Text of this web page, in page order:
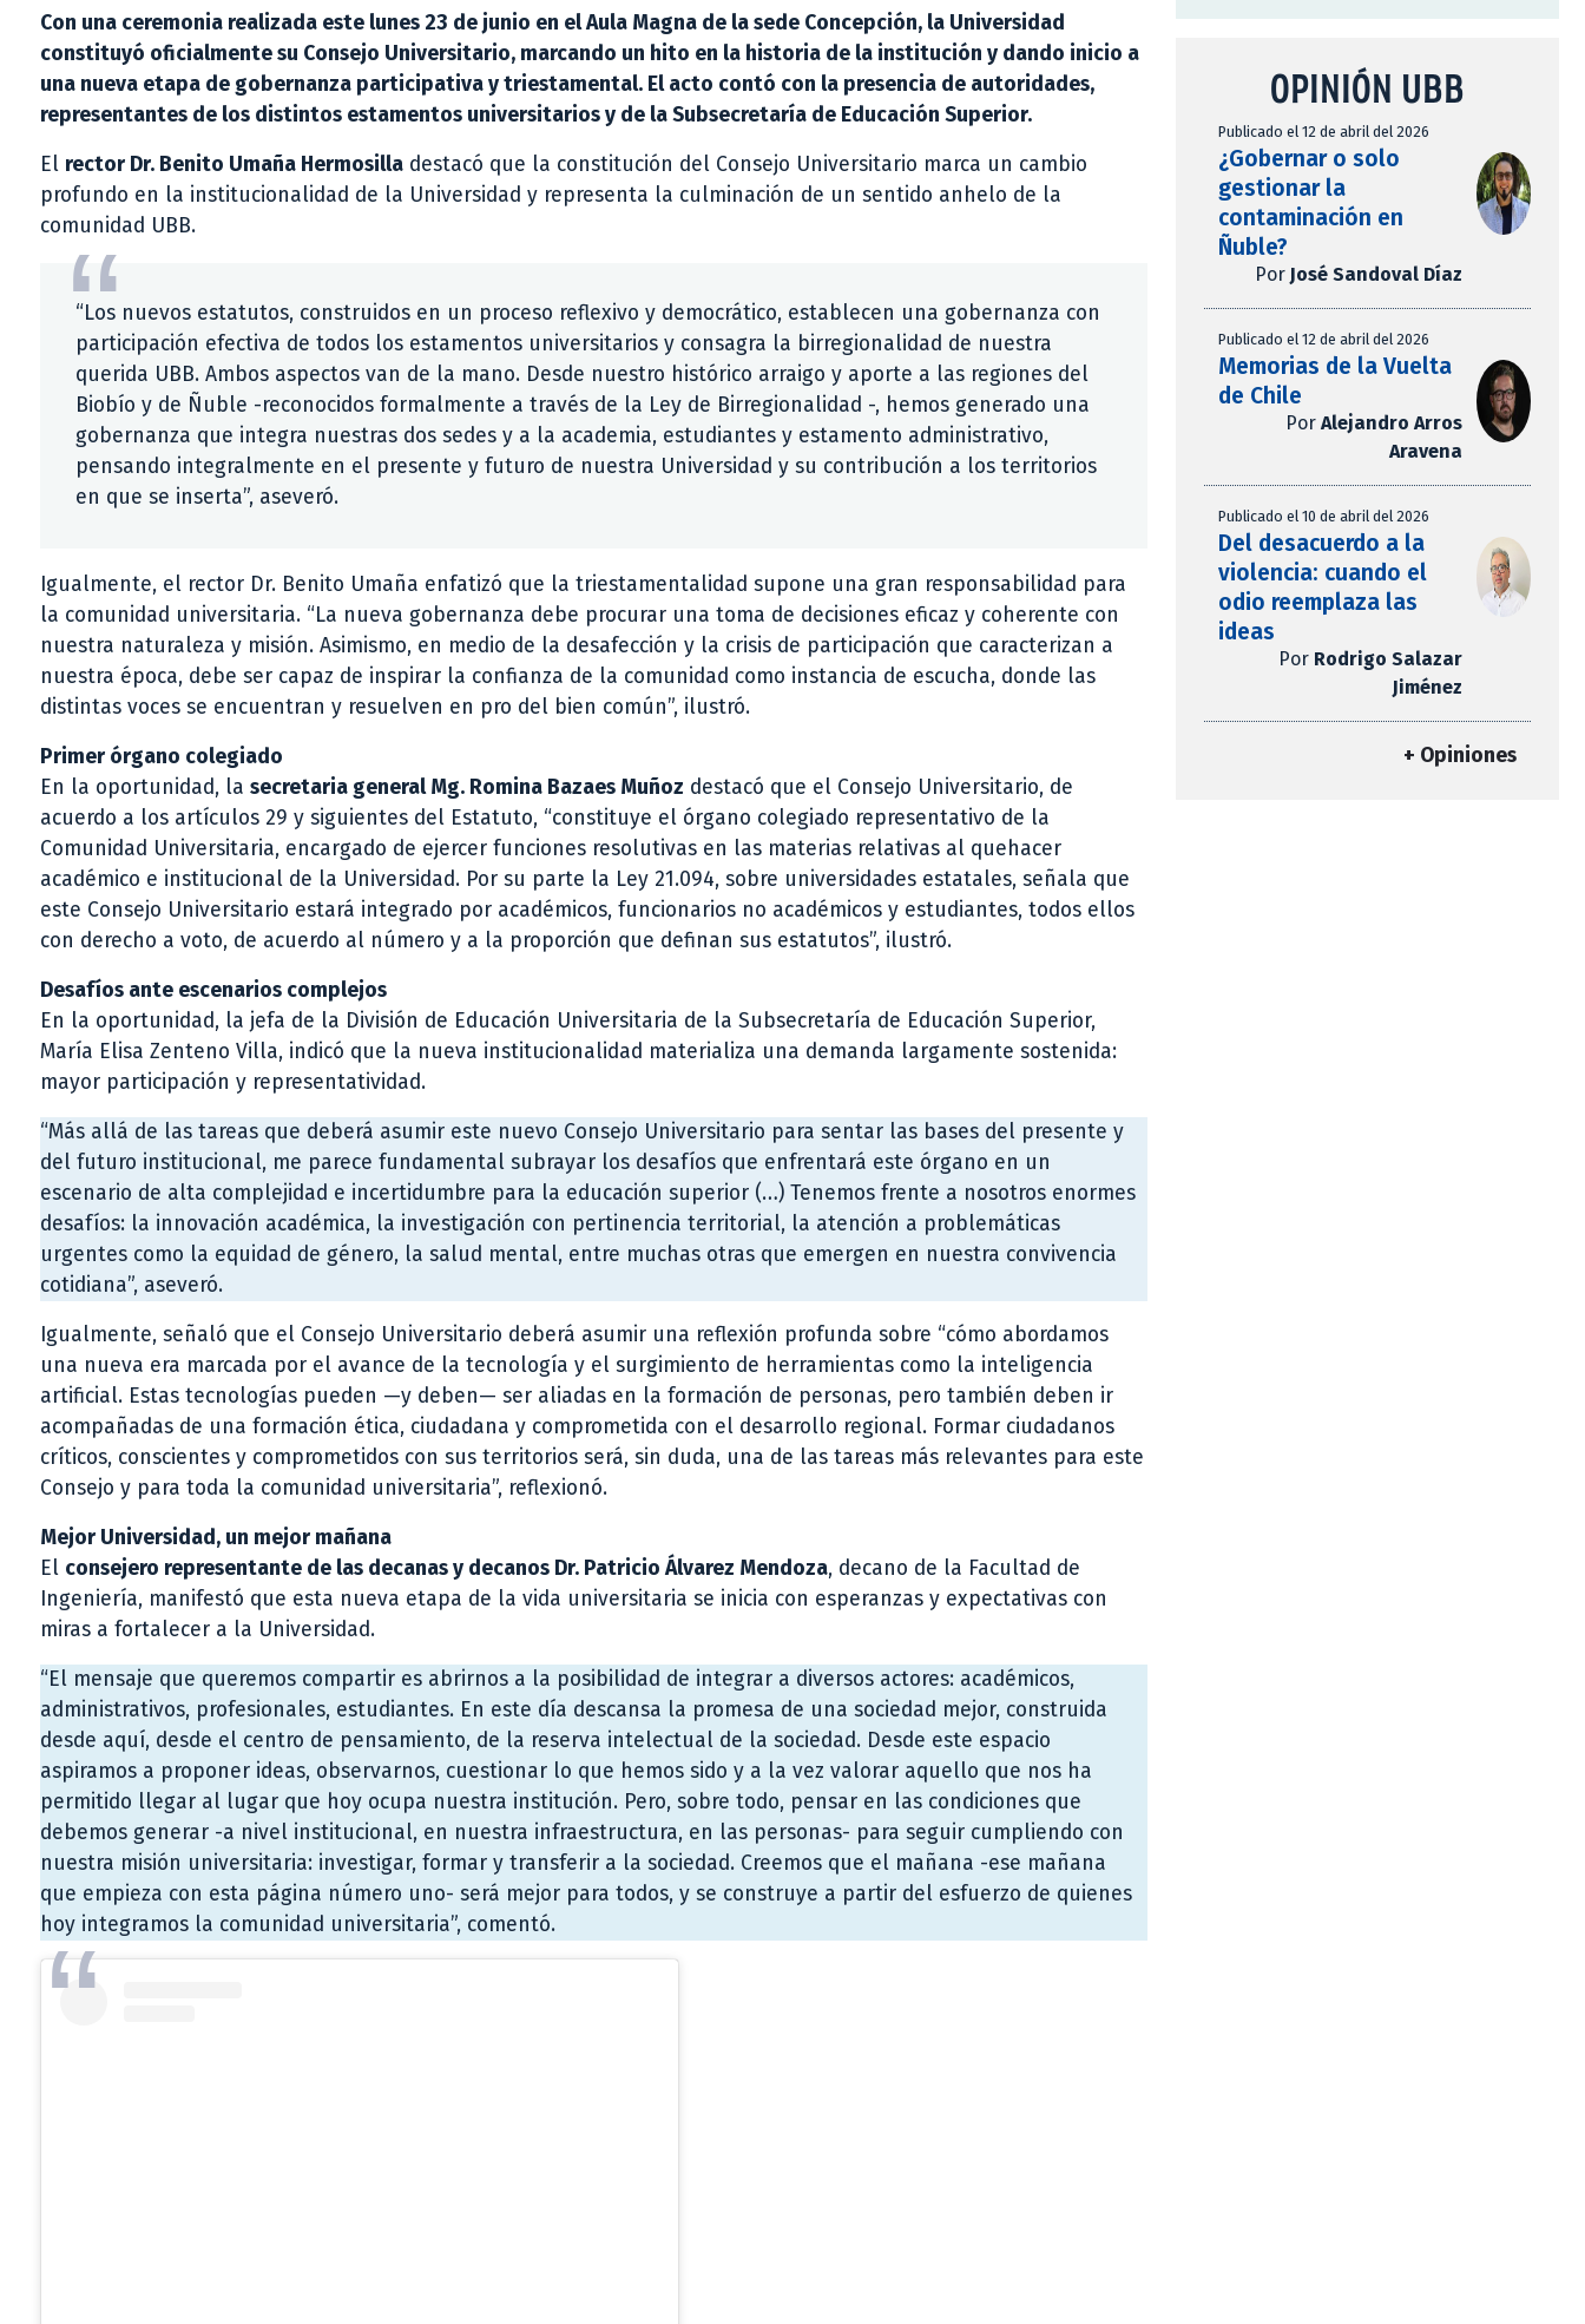
Con una ceremonia realizada este lunes 23 de junio en el Aula Magna de la sede Concepción, la Universidad
constituyó oficialmente su Consejo Universitario, marcando un hito en la historia de la institución y dando inicio a
una nueva etapa de gobernanza participativa y triestamental. El acto contó con la presencia de autoridades,
representantes de los distintos estamentos universitarios y de la Subsecretaría de Educación Superior.
El rector Dr. Benito Umaña Hermosilla destacó que la constitución del Consejo Universitario marca un cambio
profundo en la institucionalidad de la Universidad y representa la culminación de un sentido anhelo de la
comunidad UBB.
“Los nuevos estatutos, construidos en un proceso reflexivo y democrático, establecen una gobernanza con
participación efectiva de todos los estamentos universitarios y consagra la birregionalidad de nuestra
querida UBB. Ambos aspectos van de la mano. Desde nuestro histórico arraigo y aporte a las regiones del
Biobío y de Ñuble -reconocidos formalmente a través de la Ley de Birregionalidad -, hemos generado una
gobernanza que integra nuestras dos sedes y a la academia, estudiantes y estamento administrativo,
pensando integralmente en el presente y futuro de nuestra Universidad y su contribución a los territorios
en que se inserta”, aseveró.
Igualmente, el rector Dr. Benito Umaña enfatizó que la triestamentalidad supone una gran responsabilidad para
la comunidad universitaria. “La nueva gobernanza debe procurar una toma de decisiones eficaz y coherente con
nuestra naturaleza y misión. Asimismo, en medio de la desafección y la crisis de participación que caracterizan a
nuestra época, debe ser capaz de inspirar la confianza de la comunidad como instancia de escucha, donde las
distintas voces se encuentran y resuelven en pro del bien común”, ilustró.
Primer órgano colegiado
En la oportunidad, la secretaria general Mg. Romina Bazaes Muñoz destacó que el Consejo Universitario, de
acuerdo a los artículos 29 y siguientes del Estatuto, “constituye el órgano colegiado representativo de la
Comunidad Universitaria, encargado de ejercer funciones resolutivas en las materias relativas al quehacer
académico e institucional de la Universidad. Por su parte la Ley 21.094, sobre universidades estatales, señala que
este Consejo Universitario estará integrado por académicos, funcionarios no académicos y estudiantes, todos ellos
con derecho a voto, de acuerdo al número y a la proporción que definan sus estatutos”, ilustró.
Desafíos ante escenarios complejos
En la oportunidad, la jefa de la División de Educación Universitaria de la Subsecretaría de Educación Superior,
María Elisa Zenteno Villa, indicó que la nueva institucionalidad materializa una demanda largamente sostenida:
mayor participación y representatividad.
“Más allá de las tareas que deberá asumir este nuevo Consejo Universitario para sentar las bases del presente y
del futuro institucional, me parece fundamental subrayar los desafíos que enfrentará este órgano en un
escenario de alta complejidad e incertidumbre para la educación superior (…) Tenemos frente a nosotros enormes
desafíos: la innovación académica, la investigación con pertinencia territorial, la atención a problemáticas
urgentes como la equidad de género, la salud mental, entre muchas otras que emergen en nuestra convivencia
cotidiana”, aseveró.
Igualmente, señaló que el Consejo Universitario deberá asumir una reflexión profunda sobre “cómo abordamos
una nueva era marcada por el avance de la tecnología y el surgimiento de herramientas como la inteligencia
artificial. Estas tecnologías pueden —y deben— ser aliadas en la formación de personas, pero también deben ir
acompañadas de una formación ética, ciudadana y comprometida con el desarrollo regional. Formar ciudadanos
críticos, conscientes y comprometidos con sus territorios será, sin duda, una de las tareas más relevantes para este
Consejo y para toda la comunidad universitaria”, reflexionó.
Mejor Universidad, un mejor mañana
El consejero representante de las decanas y decanos Dr. Patricio Álvarez Mendoza, decano de la Facultad de
Ingeniería, manifestó que esta nueva etapa de la vida universitaria se inicia con esperanzas y expectativas con
miras a fortalecer a la Universidad.
“El mensaje que queremos compartir es abrirnos a la posibilidad de integrar a diversos actores: académicos,
administrativos, profesionales, estudiantes. En este día descansa la promesa de una sociedad mejor, construida
desde aquí, desde el centro de pensamiento, de la reserva intelectual de la sociedad. Desde este espacio
aspiramos a proponer ideas, observarnos, cuestionar lo que hemos sido y a la vez valorar aquello que nos ha
permitido llegar al lugar que hoy ocupa nuestra institución. Pero, sobre todo, pensar en las condiciones que
debemos generar -a nivel institucional, en nuestra infraestructura, en las personas- para seguir cumpliendo con
nuestra misión universitaria: investigar, formar y transferir a la sociedad. Creemos que el mañana -ese mañana
que empieza con esta página número uno- será mejor para todos, y se construye a partir del esfuerzo de quienes
hoy integramos la comunidad universitaria”, comentó.
OPINIÓN UBB
Publicado el 12 de abril del 2026
¿Gobernar o solo
gestionar la
contaminación en
Ñuble?
Por José Sandoval Díaz
Publicado el 12 de abril del 2026
Memorias de la Vuelta
de Chile
Por Alejandro Arros
Aravena
Publicado el 10 de abril del 2026
Del desacuerdo a la
violencia: cuando el
odio reemplaza las
ideas
Por Rodrigo Salazar
Jiménez
+ Opiniones